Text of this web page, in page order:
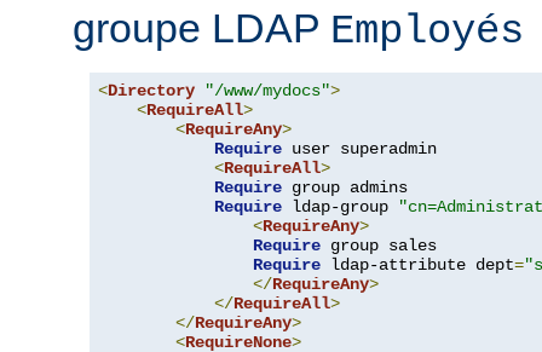
groupe LDAP
<Directory "/www/mydocs">
<RequireAll>
<RequireAny>
Require user superadmin
<RequireAll>
Require group admins
Require ldap-group
<RequireAny>
Require group sales
Require ldap-attribute dept=
</RequireAny>
</RequireAll>
</RequireAny>
<RequireNone>